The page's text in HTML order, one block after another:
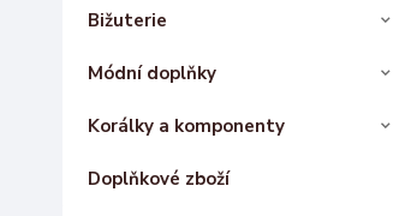
Bižuterie
Módní doplňky
Korálky a komponenty
Doplňkové zboží